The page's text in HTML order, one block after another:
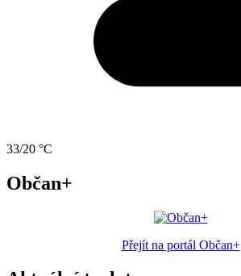
33/20 °C
Občan+
Přejít na portál Občan+